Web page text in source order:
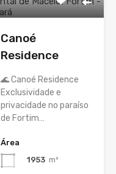
Canoé
Residence
🌊 Canoé Residence
Exclusividade e
privacidade no paraíso
de Fortim…
Área
1953 m²